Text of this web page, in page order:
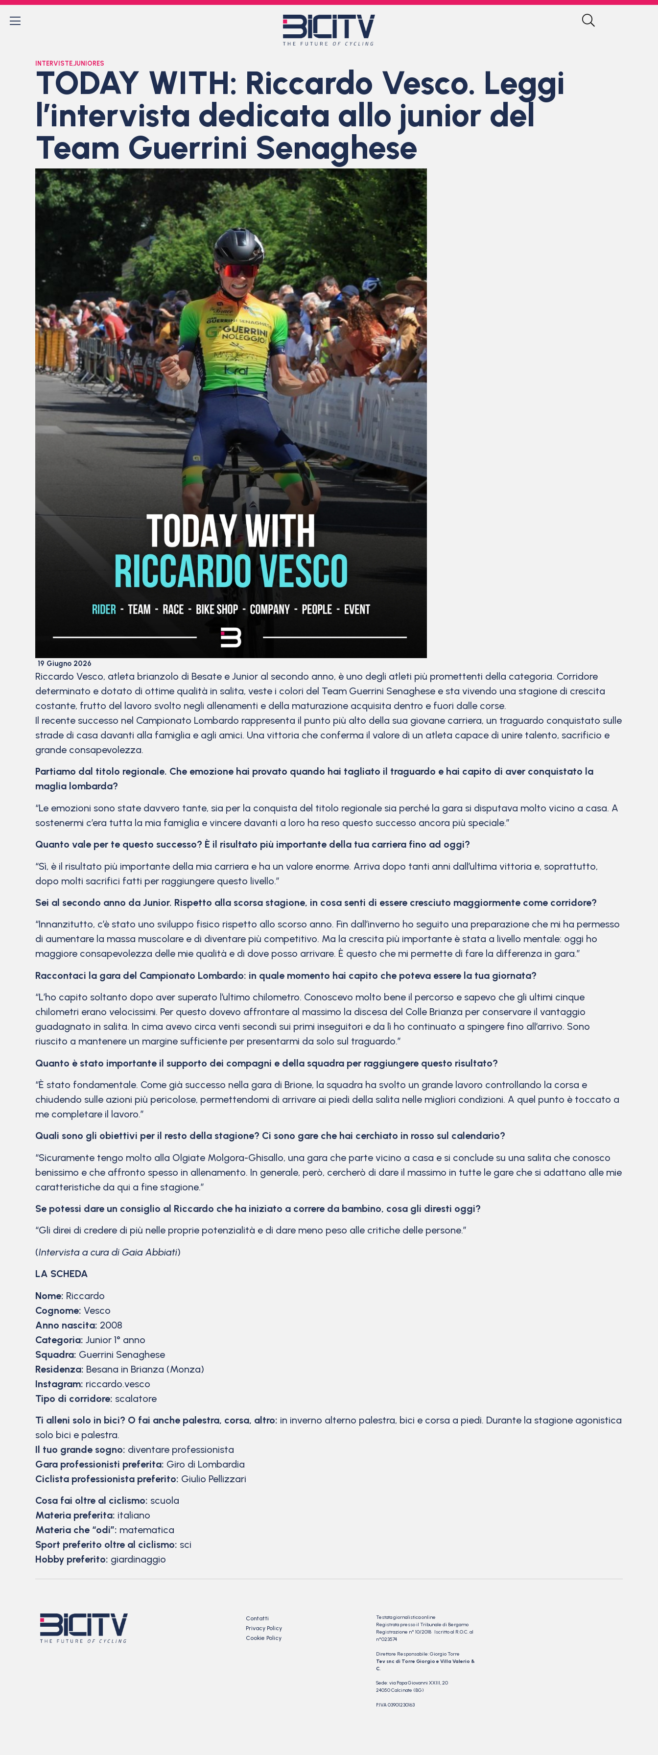
INTERVISTE,JUNIORES
TODAY WITH: Riccardo Vesco. Leggi
l’intervista dedicata allo junior del
Team Guerrini Senaghese
19 Giugno 2026
Riccardo Vesco, atleta brianzolo di Besate e Junior al secondo anno, è uno degli atleti più promettenti della categoria. Corridore
determinato e dotato di ottime qualità in salita, veste i colori del Team Guerrini Senaghese e sta vivendo una stagione di crescita
costante, frutto del lavoro svolto negli allenamenti e della maturazione acquisita dentro e fuori dalle corse.
Il recente successo nel Campionato Lombardo rappresenta il punto più alto della sua giovane carriera, un traguardo conquistato sulle
strade di casa davanti alla famiglia e agli amici. Una vittoria che conferma il valore di un atleta capace di unire talento, sacrificio e
grande consapevolezza.
Partiamo dal titolo regionale. Che emozione hai provato quando hai tagliato il traguardo e hai capito di aver conquistato la
maglia lombarda?
“Le emozioni sono state davvero tante, sia per la conquista del titolo regionale sia perché la gara si disputava molto vicino a casa. A
sostenermi c’era tutta la mia famiglia e vincere davanti a loro ha reso questo successo ancora più speciale.”
Quanto vale per te questo successo? È il risultato più importante della tua carriera fino ad oggi?
“Sì, è il risultato più importante della mia carriera e ha un valore enorme. Arriva dopo tanti anni dall’ultima vittoria e, soprattutto,
dopo molti sacrifici fatti per raggiungere questo livello.”
Sei al secondo anno da Junior. Rispetto alla scorsa stagione, in cosa senti di essere cresciuto maggiormente come corridore?
“Innanzitutto, c’è stato uno sviluppo fisico rispetto allo scorso anno. Fin dall’inverno ho seguito una preparazione che mi ha permesso
di aumentare la massa muscolare e di diventare più competitivo. Ma la crescita più importante è stata a livello mentale: oggi ho
maggiore consapevolezza delle mie qualità e di dove posso arrivare. È questo che mi permette di fare la differenza in gara.”
Raccontaci la gara del Campionato Lombardo: in quale momento hai capito che poteva essere la tua giornata?
“L’ho capito soltanto dopo aver superato l’ultimo chilometro. Conoscevo molto bene il percorso e sapevo che gli ultimi cinque
chilometri erano velocissimi. Per questo dovevo affrontare al massimo la discesa del Colle Brianza per conservare il vantaggio
guadagnato in salita. In cima avevo circa venti secondi sui primi inseguitori e da lì ho continuato a spingere fino all’arrivo. Sono
riuscito a mantenere un margine sufficiente per presentarmi da solo sul traguardo.”
Quanto è stato importante il supporto dei compagni e della squadra per raggiungere questo risultato?
“È stato fondamentale. Come già successo nella gara di Brione, la squadra ha svolto un grande lavoro controllando la corsa e
chiudendo sulle azioni più pericolose, permettendomi di arrivare ai piedi della salita nelle migliori condizioni. A quel punto è toccato a
me completare il lavoro.”
Quali sono gli obiettivi per il resto della stagione? Ci sono gare che hai cerchiato in rosso sul calendario?
“Sicuramente tengo molto alla Olgiate Molgora-Ghisallo, una gara che parte vicino a casa e si conclude su una salita che conosco
benissimo e che affronto spesso in allenamento. In generale, però, cercherò di dare il massimo in tutte le gare che si adattano alle mie
caratteristiche da qui a fine stagione.”
Se potessi dare un consiglio al Riccardo che ha iniziato a correre da bambino, cosa gli diresti oggi?
“Gli direi di credere di più nelle proprie potenzialità e di dare meno peso alle critiche delle persone.”
(Intervista a cura di Gaia Abbiati)
LA SCHEDA
Nome: Riccardo
Cognome: Vesco
Anno nascita: 2008
Categoria: Junior 1° anno
Squadra: Guerrini Senaghese
Residenza: Besana in Brianza (Monza)
Instagram: riccardo.vesco
Tipo di corridore: scalatore
Ti alleni solo in bici? O fai anche palestra, corsa, altro: in inverno alterno palestra, bici e corsa a piedi. Durante la stagione agonistica
solo bici e palestra.
Il tuo grande sogno: diventare professionista
Gara professionisti preferita: Giro di Lombardia
Ciclista professionista preferito: Giulio Pellizzari
Cosa fai oltre al ciclismo: scuola
Materia preferita: italiano
Materia che “odi”: matematica
Sport preferito oltre al ciclismo: sci
Hobby preferito: giardinaggio
Contatti
Privacy Policy
Cookie Policy
Testata giornalistica online
Registrata presso il Tribunale di Bergamo
Registrazione n° 10/2018 Iscritto al R.O.C. al
n°023574
Direttore Responsabile: Giorgio Torre
Tev snc di Torre Giorgio e Villa Valerio &
C.
Sede: via Papa Giovanni XXIII, 20
24050 Calcinate (BG)
P.IVA 03901230163